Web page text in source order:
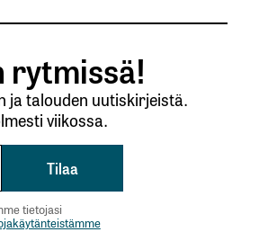
rytmissä!
ja talouden uutiskirjeistä.
viikossa.
tietojasi